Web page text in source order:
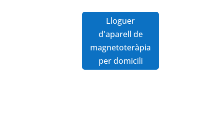
Lloguer
d'aparell de
magnetoteràpia
per domicili